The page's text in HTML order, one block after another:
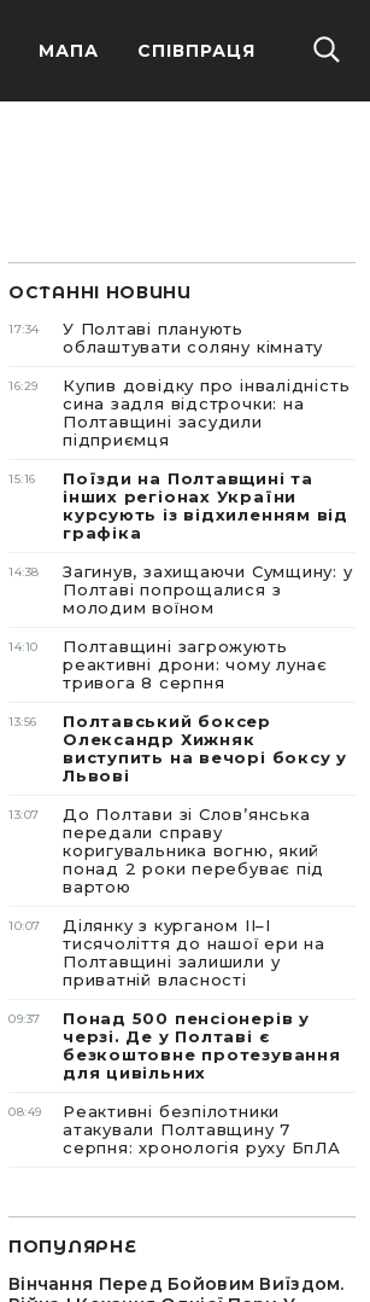
МАПА СПІВПРАЦЯ
ОСТАННІ НОВИНИ
17:34
У Полтаві планують
облаштувати соляну кімнату
16:29
Купив довідку про інвалідність
сина задля відстрочки: на
Полтавщині засудили
підприємця
15:16
Поїзди на Полтавщині та
інших регіонах України
курсують із відхиленням від
графіка
14:38
Загинув, захищаючи Сумщину: у
Полтаві попрощалися з
молодим воїном
14:10
Полтавщині загрожують
реактивні дрони: чому лунає
тривога 8 серпня
13:56
Полтавський боксер
Олександр Хижняк
виступить на вечорі боксу у
Львові
13:07
До Полтави зі Словʼянська
передали справу
коригувальника вогню, який
понад 2 роки перебуває під
вартою
10:07
Ділянку з курганом II–I
тисячоліття до нашої ери на
Полтавщині залишили у
приватній власності
09:37
Понад 500 пенсіонерів у
черзі. Де у Полтаві є
безкоштовне протезування
для цивільних
08:49
Реактивні безпілотники
атакували Полтавщину 7
серпня: хронологія руху БпЛА
ПОПУЛЯРНЕ
Вінчання Перед Бойовим Виїздом.